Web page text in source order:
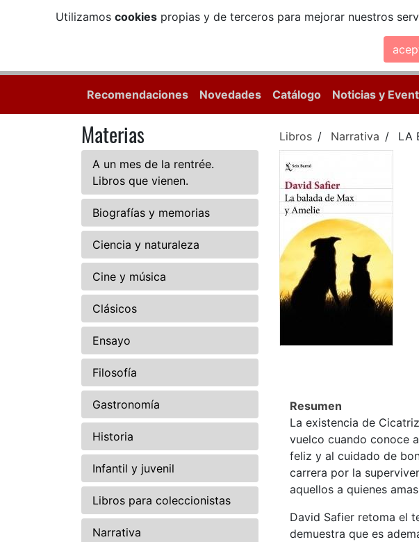
Utilizamos cookiespropias y de terceros para mejorar nuestros
Recomendaciones Novedades Catálogo Noticias y
Materias
A un mes de la rentrée.
Libros que vienen.
Biografías y memorias
Ciencia y naturaleza
Cine y música
Clásicos
Ensayo
Filosofía
Gastronomía
Historia
Infantil y juvenil
Libros para coleccionistas
Narrativa
Libros Narrativa LA
Resumen
La existencia de
vuelco cuando conoce
feliz y al cuidado de
carrera por la
aquellos a quienes
David Safier retoma el
demuestra que es